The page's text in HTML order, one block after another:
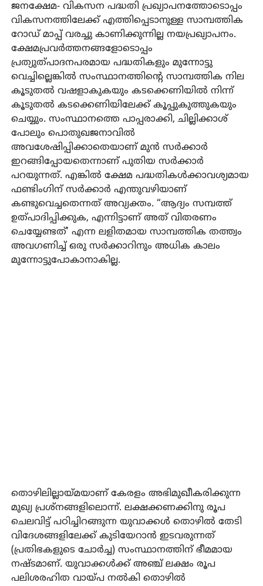
ജനക്ഷേമ- വികസന പദ്ധതി പ്രഖ്യാപനത്തോടൊപ്പം
വികസനത്തിലേക്ക് എത്തിപ്പെടാനുള്ള സാമ്പത്തിക
റോഡ് മാപ്പ് വരച്ചു കാണിക്കുന്നില്ല നയപ്രഖ്യാപനം.
ക്ഷേമപ്രവര്‍ത്തനങ്ങളോടൊപ്പം
പ്രത്യുത്പാദനപരമായ പദ്ധതികളും മുന്നോട്ടു
വെച്ചില്ലെങ്കില്‍ സംസ്ഥാനത്തിന്റെ സാമ്പത്തിക നില
കൂടുതല്‍ വഷളാകുകയും കടക്കെണിയില്‍ നിന്ന്
കൂടുതല്‍ കടക്കെണിയിലേക്ക് കൂപ്പുകുത്തുകയും
ചെയ്യും. സംസ്ഥാനത്തെ പാപ്പരാക്കി, ചില്ലിക്കാശ്
പോലും പൊതുഖജനാവില്‍
അവശേഷിപ്പിക്കാതെയാണ് മുന്‍ സര്‍ക്കാര്‍
ഇറങ്ങിപ്പോയതെന്നാണ് പുതിയ സര്‍ക്കാര്‍
പറയുന്നത്. എങ്കില്‍ ക്ഷേമ പദ്ധതികള്‍ക്കാവശ്യമായ
ഫണ്ടിംഗിന് സര്‍ക്കാര്‍ എന്തുവഴിയാണ്
കണ്ടുവെച്ചതെന്നത് അവ്യക്തം. “ആദ്യം സമ്പത്ത്
ഉത്പാദിപ്പിക്കുക, എന്നിട്ടാണ് അത് വിതരണം
ചെയ്യേണ്ടത്’ എന്ന ലളിതമായ സാമ്പത്തിക തത്ത്വം
അവഗണിച്ച് ഒരു സര്‍ക്കാറിനും അധിക കാലം
മുന്നോട്ടുപോകാനാകില്ല.
തൊഴിലില്ലായ്മയാണ് കേരളം അഭിമുഖീകരിക്കുന്ന
മുഖ്യ പ്രശ്‌നങ്ങളിലൊന്ന്. ലക്ഷക്കണക്കിനു രൂപ
ചെലവിട്ട് പഠിച്ചിറങ്ങുന്ന യുവാക്കള്‍ തൊഴില്‍ തേടി
വിദേശങ്ങളിലേക്ക് കുടിയേറാന്‍ ഇടവരുന്നത്
(പ്രതിഭകളുടെ ചോര്‍ച്ച) സംസ്ഥാനത്തിന് ഭീമമായ
നഷ്ടമാണ്. യുവാക്കള്‍ക്ക് അഞ്ച് ലക്ഷം രൂപ
പലിശരഹിത വായ്പ നല്‍കി തൊഴില്‍